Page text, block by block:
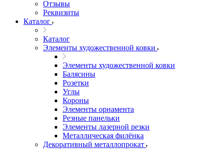
Отзывы
Реквизиты
Каталог
Каталог
Элементы художественной ковки
Элементы художественной ковки
Балясины
Розетки
Углы
Короны
Элементы орнамента
Резные панельки
Элементы лазерной резки
Металлическая филёнка
Декоративный металлопрокат